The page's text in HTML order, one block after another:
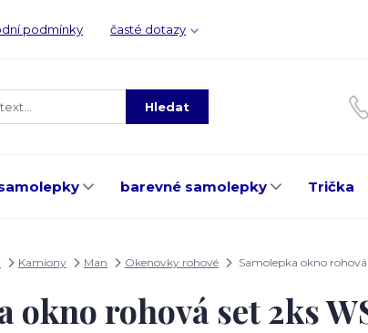
podmínky časté dotazy
Hledat
barevné samolepky Trička
Kamiony Man Okenovky rohové Samolepka okno
okno rohová set 2ks